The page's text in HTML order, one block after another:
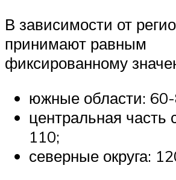
В зависимости от
принимают равным
фиксированному
южные области:
центральная часть
110;
северные округа: